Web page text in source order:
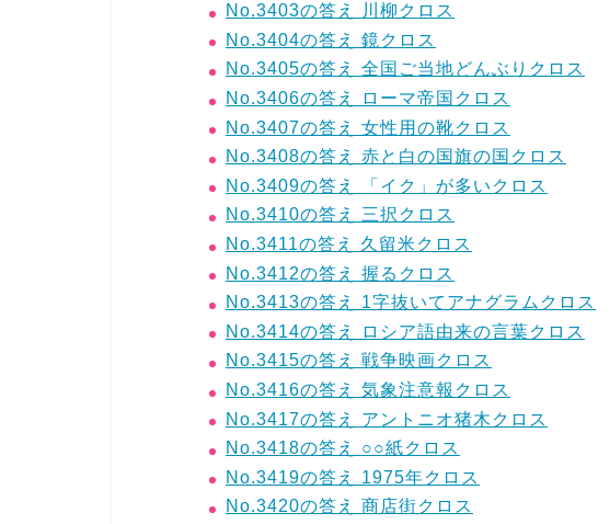
No.3403の答え 川柳クロス
No.3404の答え 鏡クロス
No.3405の答え 全国ご当地どんぶりクロス
No.3406の答え ローマ帝国クロス
No.3407の答え 女性用の靴クロス
No.3408の答え 赤と白の国旗の国クロス
No.3409の答え 「イク」が多いクロス
No.3410の答え 三択クロス
No.3411の答え 久留米クロス
No.3412の答え 握るクロス
No.3413の答え 1字抜いてアナグラムクロス
No.3414の答え ロシア語由来の言葉クロス
No.3415の答え 戦争映画クロス
No.3416の答え 気象注意報クロス
No.3417の答え アントニオ猪木クロス
No.3418の答え ○○紙クロス
No.3419の答え 1975年クロス
No.3420の答え 商店街クロス